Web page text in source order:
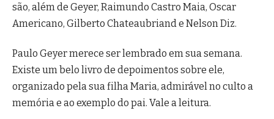
são, além de Geyer, Raimundo Castro Maia, Oscar
Americano, Gilberto Chateaubriand e Nelson Diz.
Paulo Geyer merece ser lembrado em sua semana.
Existe um belo livro de depoimentos sobre ele,
organizado pela sua filha Maria, admirável no culto a
memória e ao exemplo do pai. Vale a leitura.